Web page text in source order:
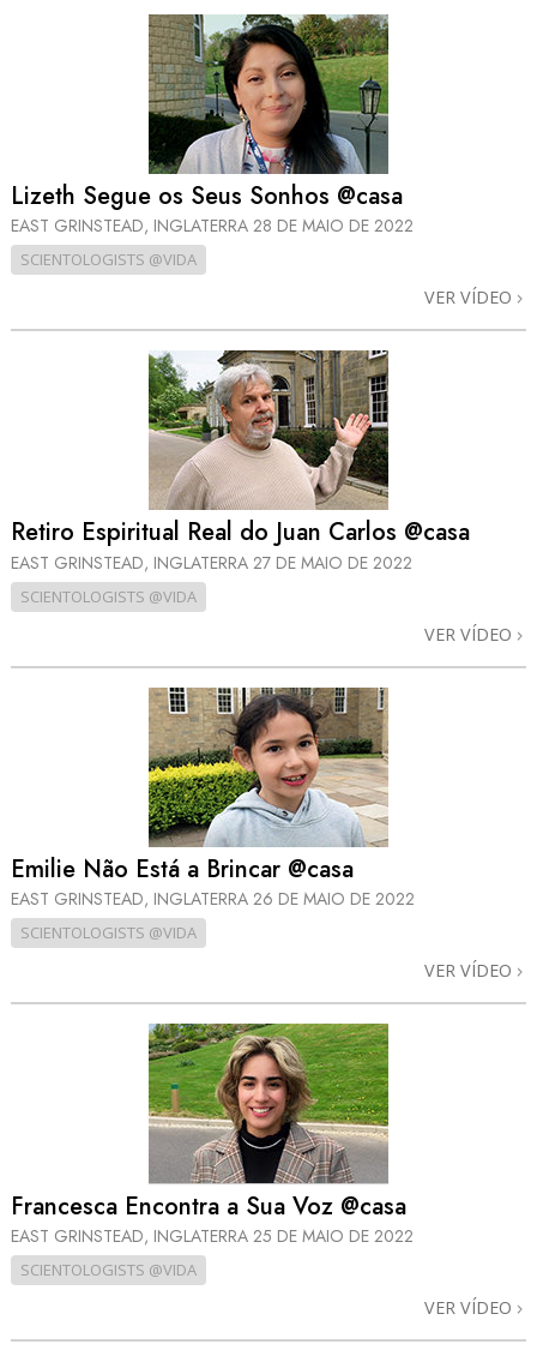
Lizeth Segue os Seus Sonhos @casa
EAST GRINSTEAD, INGLATERRA 28 DE MAIO DE 2022
SCIENTOLOGISTS @VIDA
VER VÍDEO
Retiro Espiritual Real do Juan Carlos @casa
EAST GRINSTEAD, INGLATERRA 27 DE MAIO DE 2022
SCIENTOLOGISTS @VIDA
VER VÍDEO
Emilie Não Está a Brincar @casa
EAST GRINSTEAD, INGLATERRA 26 DE MAIO DE 2022
SCIENTOLOGISTS @VIDA
VER VÍDEO
Francesca Encontra a Sua Voz @casa
EAST GRINSTEAD, INGLATERRA 25 DE MAIO DE 2022
SCIENTOLOGISTS @VIDA
VER VÍDEO